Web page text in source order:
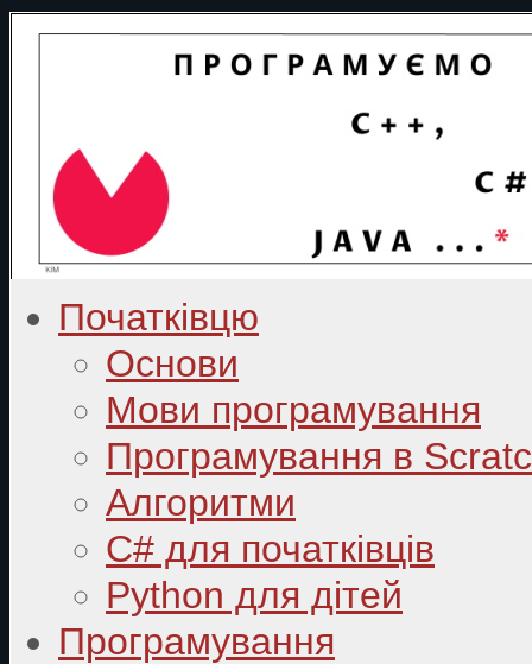
Початківцю
Основи
Мови програмування
Програмування в
Алгоритми
C# для початківців
Python для дітей
Програмування